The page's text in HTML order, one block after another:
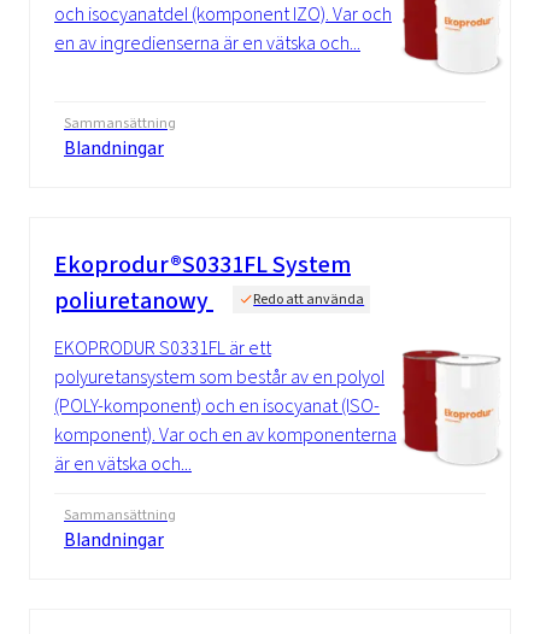
och isocyanatdel (komponent IZO). Var och
en av ingredienserna är en vätska och...
Sammansättning
Blandningar
Ekoprodur®S0331FL System
poliuretanowy
Redo att använda
EKOPRODUR S0331FL är ett
polyuretansystem som består av en polyol
(POLY-komponent) och en isocyanat (ISO-
komponent). Var och en av komponenterna
är en vätska och...
Sammansättning
Blandningar